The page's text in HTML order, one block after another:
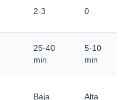
2-3 0
25-40
min
5-10
min
Baja Alta